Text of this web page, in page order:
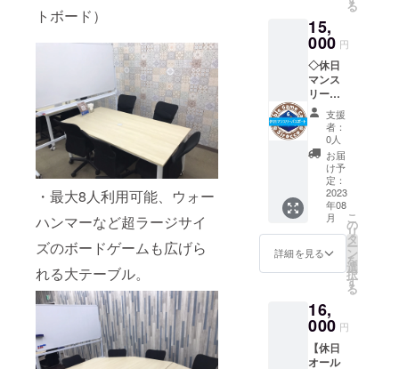
トボード）
・最大8人利用可能、ウォー
ハンマーなど超ラージサイ
ズのボードゲームも広げら
れる大テーブル。
パー
フィル
ターの
セット
で、
カップ
にセッ
トして
お湯を
注ぐだ
けでお
店の味
を楽し
めま
す。 し
ブレン
ド 品名/
コー
ヒー
（ド
リップ
デイタ
イムチ
ケッ
ト』
は、休
日デイ
タイム
（11～
18時）
のテー
ブル使
用料
（2,500
円）
が、５
回分の
お値段
な回数
券で
す。
→クラ
全
日パス
ポート
は、
・
平日営
業日
（水～
金、13
時～23
時まで
営業）
に
ご利用
いただ
けま
す。
祝日
（休日
営業
日）の
場合も
る
15,
000 円
◇休日
マンス
リーパ
スポー
ト
ご利用
開始日
から当
月月末
まで、
当施設
を自由
にご利
用でき
るパス
ポート
休
日パス
ポート
は、
・
支援
者：
0人
お届
け予
定：
2023
年08
月
詳細を見る
こ
の
リ
タ
ー
ン
を
選
択
す
る
16,
000 円
【休日
オール